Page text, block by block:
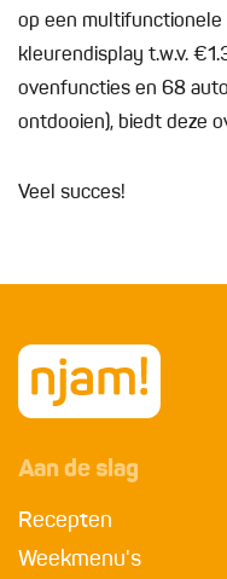
op een multifunctionele
kleurendisplay t.w.v.
ovenfuncties en 68
ontdooien), biedt deze
Veel succes!
Aan de slag
Recepten
Weekmenu's